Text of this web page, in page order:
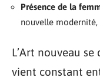
Présence de la
nouvelle modernité,
L’Art nouveau
vient constant